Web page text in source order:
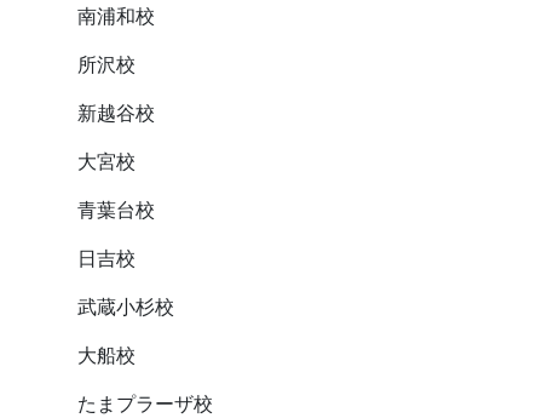
南浦和校
所沢校
新越谷校
大宮校
青葉台校
日吉校
武蔵小杉校
大船校
たまプラーザ校